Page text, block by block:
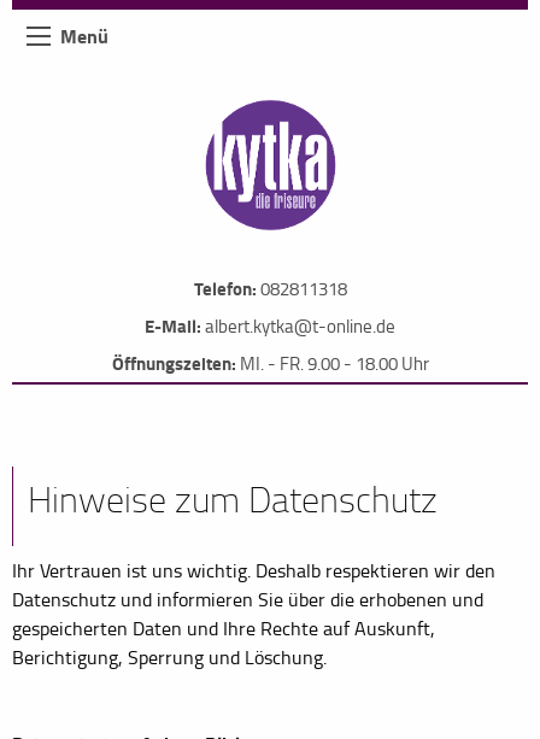
Menü
Telefon:082811318
E-Mail:albert.kytka@t-online.de
Öffnungszeiten: MI. - FR. 9.00 - 18.00 Uhr
Hinweise zum Datenschutz
Ihr Vertrauen ist uns wichtig. Deshalb respektieren wir den
Datenschutz und informieren Sie über die erhobenen und
gespeicherten Daten und Ihre Rechte auf Auskunft,
Berichtigung, Sperrung und Löschung.